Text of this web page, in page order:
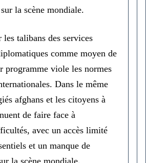
la scène mondiale.
talibans des services
comme moyen de
programme viole les normes
Dans le même
afghans et les citoyens à
de faire face à
avec un accès limité
et un manque de